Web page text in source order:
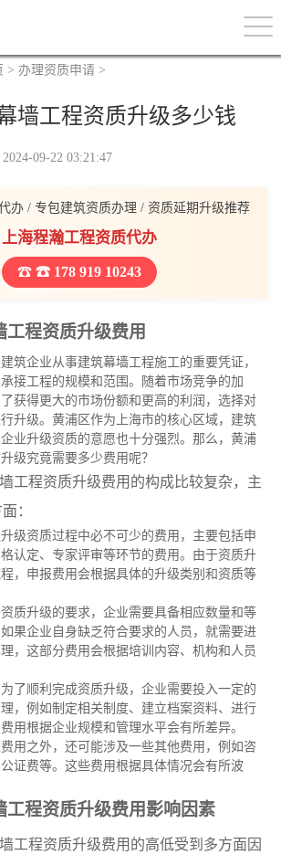
> 办理资质申请 >
墙工程资质升级多少钱
2024-09-22 03:21:47
办 / 专包建筑资质办理 / 资质延期升级推荐
上海程瀚工程资质代办
☎ 178 919 10243
工程资质升级费用
筑企业从事建筑幕墙工程施工的重要凭证，
接工程的规模和范围。随着市场竞争的加
获得更大的市场份额和更高的利润，选择对
升级。黄浦区作为上海市的核心区域，建筑
业升级资质的意愿也十分强烈。那么，黄浦
级究竟需要多少费用呢？
工程资质升级费用的构成比较复杂，主
：
级资质过程中必不可少的费用，主要包括申
认定、专家评审等环节的费用。由于资质升
，申报费用会根据具体的升级类别和资质等
质升级的要求，企业需要具备相应数量和等
果企业自身缺乏符合要求的人员，就需要进
，这部分费用会根据培训内容、机构和人员
为了顺利完成资质升级，企业需要投入一定的
，例如制定相关制度、建立档案资料、进行
用根据企业规模和管理水平会有所差异。
用之外，还可能涉及一些其他费用，例如咨
证费等。这些费用根据具体情况会有所波
工程资质升级费用影响因素
工程资质升级费用的高低受到多方面因